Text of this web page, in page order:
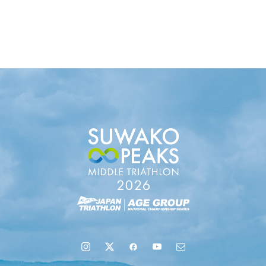
域６市町村連絡会議を開催しました